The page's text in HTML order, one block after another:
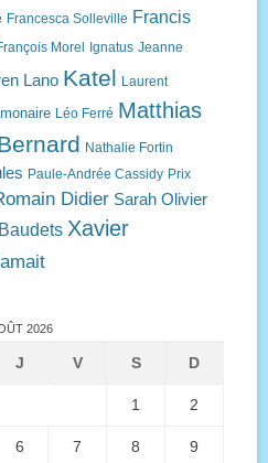
Francesca Solleville Francis
Morel Ignatus Jeanne
Lano Katel Laurent
Léo Ferré Matthias
Nathalie Fortin
Paule-Andrée Cassidy Prix
Didier Sarah Olivier
Xavier
2026
J V S D
1 2
6 7 8 9